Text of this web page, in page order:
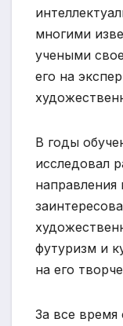
многими
учеными
его на
В годы
исследовал
направления
футуризм и
на его
За все время